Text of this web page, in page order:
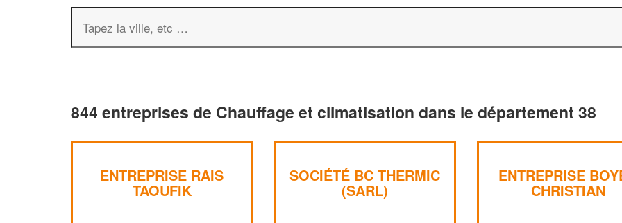
844 entreprises de Chauffage et climatisation dans le département 38
ENTREPRISE RAIS
TAOUFIK
SOCIÉTÉ BC THERMIC
(SARL)
ENTREPRISE
CHRISTIAN